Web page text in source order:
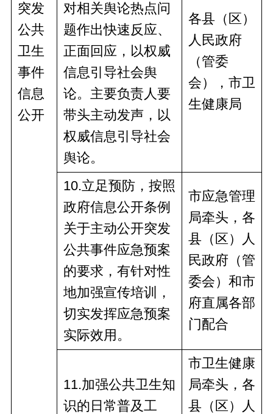
突发
公共
卫生
事件
信息
公开
对相关舆论热点问
题作出快速反应、
正面回应，以权威
信息引导社会舆
论。主要负责人要
带头主动发声，以
权威信息引导社会
舆论。
各县（区）
人民政府
（管委
会），市卫
生健康局
10.立足预防，按照
政府信息公开条例
关于主动公开突发
公共事件应急预案
的要求，有针对性
地加强宣传培训，
切实发挥应急预案
实际效用。
市应急管理
局牵头， 各
县（区）人
民政府 （管
委会） 和市
府直属各部
门 配合
11.加强公共卫生知
识的日常普及工
市卫生健康
局牵头， 各
县（区）人